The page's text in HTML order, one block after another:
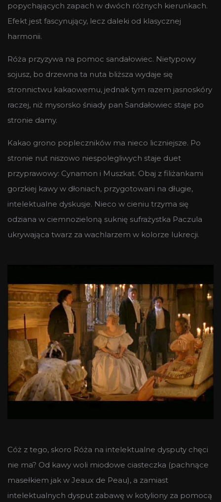
popychających zapach w dwóch różnych kierunkach.
Efekt jest fascynujący, lecz daleki od klasycznej
harmonii.
Róża przyzywa na pomoc sandałowiec. Nietypowy
sojusz, bo drzewna ta nuta bliższa wydaje się
stronnictwu kakaowemu, jednak tym razem jasnoskóry
raczej, niż mysorsko śniady pan Sandałowiec staje po
stronie damy.
Kakao grono popleczników ma nieco liczniejsze. Po
stronie nut niszowo niespolegliwych staje duet
przyprawowy: Cynamon i Muszkat. Obaj z filiżankami
gorzkiej kawy w dłoniach, przygotowani na długie,
intelektualne dyskusje. Nieco w cieniu trzyma się
odziana w ciemnozieloną suknię sufrażystka Paczula
ukrywająca twarz za wachlarzem w kolorze lukrecji.
Cóż z tego, skoro Róża na intelektualne dysputy chęci
nie ma? Od kawy woli miodowe ciasteczka (pachnące
masełkiem jak w Jeaux de Peau), a zamiast
intelektualnych dysput zabawę w kotyliony za pomocą